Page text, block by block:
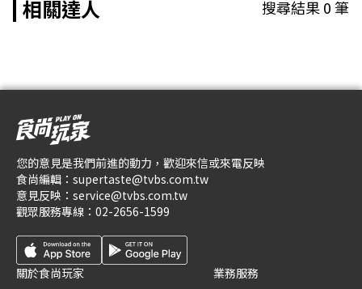
相關達人 搜尋結果0筆
您的意見是我們前進的動力，歡迎來信或來電反映
食尚編輯： supertaste@tvbs.com.tw
意見反映： service@tvbs.com.tw
觀眾服務專線： 02-2656-1599
關於食尚玩家 業務服務